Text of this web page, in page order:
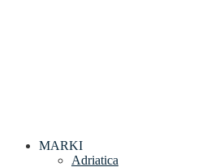
MARKI
Adriatica